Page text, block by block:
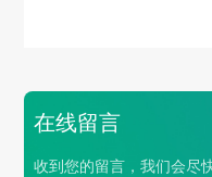
在线留言
收到您的留言，我们会尽